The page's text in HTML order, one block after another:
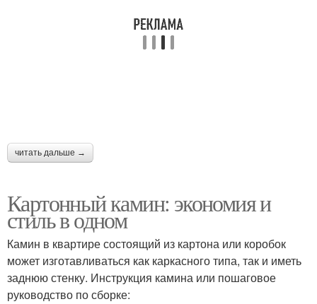
читать дальше →
Картонный камин: экономия и
стиль в одном
Камин в квартире состоящий из картона или коробок
может изготавливаться как каркасного типа, так и иметь
заднюю стенку. Инструкция камина или пошаговое
руководство по сборке: